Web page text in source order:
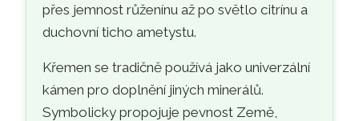
přes jemnost růženínu až po světlo citrínu a
duchovní ticho ametystu.
Křemen se tradičně používá jako univerzální
kámen pro doplnění jiných minerálů.
Symbolicky propojuje pevnost Země,